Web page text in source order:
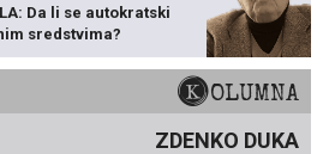
Da li se autokratski
sredstvima?
KOLUMNA
ZDENKO DUKA